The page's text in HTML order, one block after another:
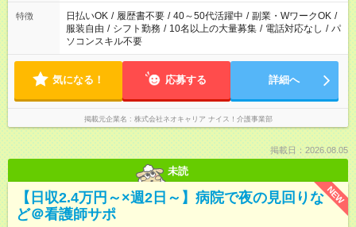
特徴 日払いOK / 履歴書不要 / 40～50代活躍中 / 副業・WワークOK /
服装自由 / シフト勤務 / 10名以上の大量募集 / 電話対応なし / パ
ソコンスキル不要
気になる！ 応募する 詳細へ
掲載元企業名 株式会社ネオキャリア ナイス！介護事業部
掲載日：2026.08.05
未読
NEW
【日収2.4万円～×週2日～】病院で夜の見回りな
ど＠看護師サポ